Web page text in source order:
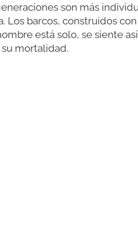
son más
Los barcos, construidos
está solo, se siente
mortalidad.